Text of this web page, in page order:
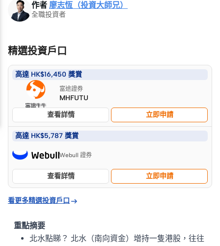
作者 廖志恆（投資大師兄）
全職投資者
精選投資戶口
高達 HK$16,450 獎賞
富途證券
MHFUTU
查看詳情
立即申請
高達 HK$5,787 獎賞
Webull 證券
查看詳情 立即申請
看更多精選投資戶口 
重點摘要
北水點睇？ 北水（南向資金）增持一隻港股，往往